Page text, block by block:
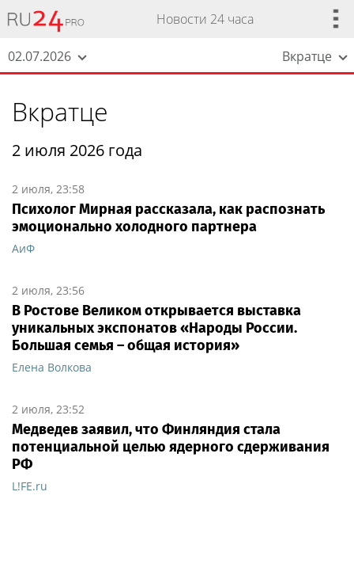
Новости 24 часа
02.07.2026 Вкратце
Вкратце
2 июля 2026 года
2 июля, 23:58
Психолог Мирная рассказала, как распознать
эмоционально холодного партнера
АиФ
2 июля, 23:56
В Ростове Великом открывается выставка
уникальных экспонатов «Народы России.
Большая семья – общая история»
Елена Волкова
2 июля, 23:52
Медведев заявил, что Финляндия стала
потенциальной целью ядерного сдерживания
РФ
L!FE.ru